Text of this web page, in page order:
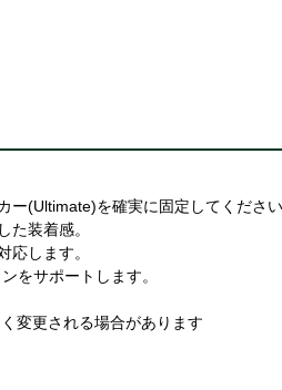
(Ultimate)を確実に固定してください
た装着感。
応します。
をサポートします。
変更される場合があります